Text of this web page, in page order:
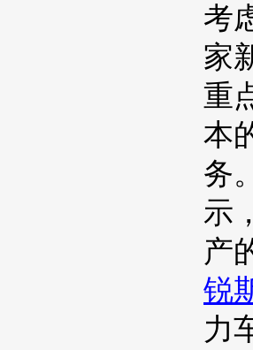
考
家
重
本
务
示
产
锐
力